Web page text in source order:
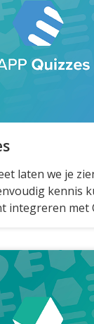
& White Papers
& Webinars
Test
laten we je
kennis
integreren met